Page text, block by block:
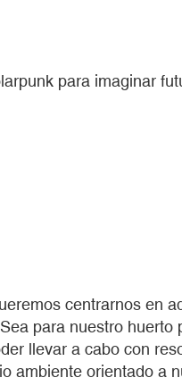
para imaginar
centrarnos en
para nuestro
llevar a cabo con
ambiente orientado a